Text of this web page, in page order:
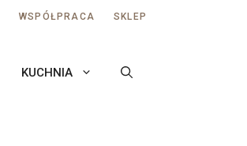
WSPÓŁPRACA SKLEP
KUCHNIA